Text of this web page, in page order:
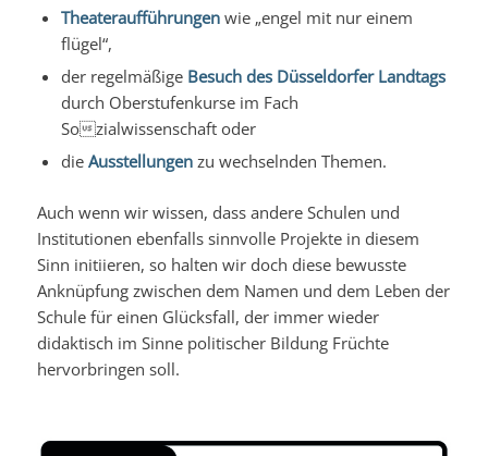
Theateraufführungenwie „engel mit nur einem
flügel“,
der regelmäßige Besuch des Düsseldorfer Landtags
durch Oberstufenkurse im Fach
Sozialwissenschaft oder
die Ausstellungenzu wechselnden Themen.
Auch wenn wir wissen, dass andere Schulen und
Institutionen ebenfalls sinnvolle Projekte in diesem
Sinn initiieren, so halten wir doch diese bewusste
Anknüpfung zwischen dem Namen und dem Leben der
Schule für einen Glücksfall, der immer wieder
didaktisch im Sinne politischer Bildung Früchte
hervorbringen soll.